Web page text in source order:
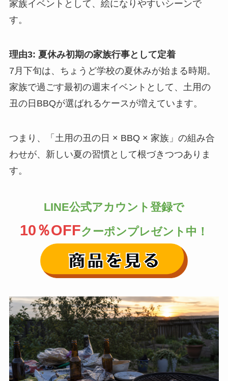
家族イベントとして、絵になりやすいシーンで
す。
理由3: 夏休み初期の家族行事として定着
7月下旬は、ちょうど学校の夏休みが始まる時期。
家族で過ごす最初の週末イベントとして、土用の
丑の日BBQが選ばれるケースが増えています。
つまり、「土用の丑の日 × BBQ × 家族」の組み合
わせが、新しい夏の習慣として根づきつつありま
す。
LINE公式アカウント登録で
10％OFFクーポンプレゼント中！